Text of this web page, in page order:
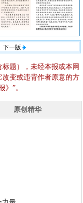
下一版
题），未经本报或本网
变或违背作者原意的方
》”。